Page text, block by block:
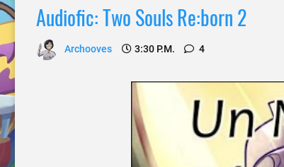
Audiofic: Two Souls Re:born 2
Archooves 3:30 P.m. 4